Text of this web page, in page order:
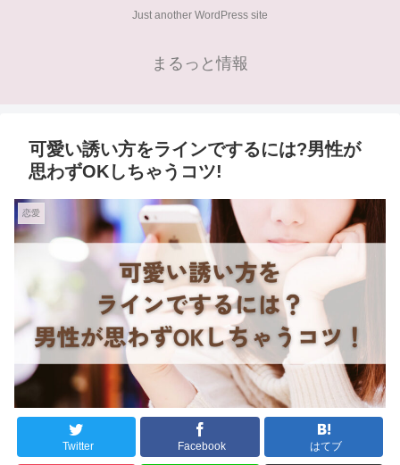
Just another WordPress site
まるっと情報
可愛い誘い方をラインでするには?男性が
思わずOKしちゃうコツ!
恋愛
Twitter Facebook はてブ